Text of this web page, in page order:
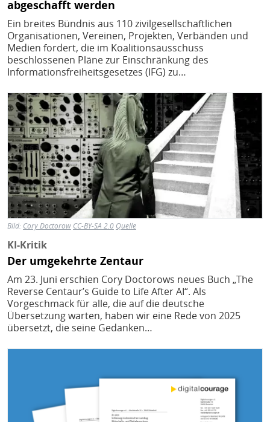
abgeschafft werden
Ein breites Bündnis aus 110 zivilgesellschaftlichen
Organisationen, Vereinen, Projekten, Verbänden und
Medien fordert, die im Koalitionsausschuss
beschlossenen Pläne zur Einschränkung des
Informationsfreiheitsgesetzes (IFG) zu…
Bild
Bild: Cory Doctorow CC-BY-SA 2.0 Quelle
KI-Kritik
Der umgekehrte Zentaur
Am 23. Juni erschien Cory Doctorows neues Buch „The
Reverse Centaur’s Guide to Life After AI“. Als
Vorgeschmack für alle, die auf die deutsche
Übersetzung warten, haben wir eine Rede von 2025
übersetzt, die seine Gedanken…
Bild